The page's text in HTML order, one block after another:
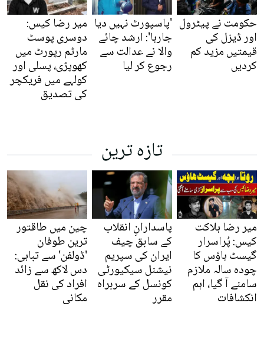
حکومت نے پیٹرول
اور ڈیزل کی
قیمتیں مزید کم
کردیں
'پاسپورٹ نہیں دیا
جارہا': ارشد چائے
والا نے عدالت سے
رجوع کر لیا
میر رضا کیس:
دوسری پوسٹ
مارٹم رپورٹ میں
کھوپڑی، پسلی اور
کولہے میں فریکچر
کی تصدیق
تازہ ترین
میر رضا ہلاکت
کیس: پُراسرار
گیسٹ ہاؤس کا
چودہ سالہ ملازم
سامنے آ گیا، اہم
انکشافات
پاسدارانِ انقلاب
کے سابق چیف
ایران کی سپریم
نیشنل سیکیورٹی
کونسل کے سربراہ
مقرر
چین میں طاقتور
ترین طوفان
'ڈولفن' سے تباہی:
دس لاکھ سے زائد
افراد کی نقل
مکانی